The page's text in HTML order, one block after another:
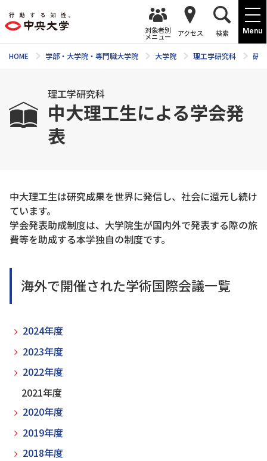
Menu
対象者別
メニュー アクセス 検索
HOME 学部・大学院・専門職大学院 大学院 理工学研究科 研
理工学研究科
中大理工生による学会発
表
中大理工生は研究成果を世界に発信し、社会に還元し続け
ています。
学会発表助成制度は、大学院生が国内外で発表する際の旅
費等を助成する本学独自の制度です。
海外で開催された学術国際会議一覧
2024年度
2023年度
2022年度
2021年度
2020年度
2019年度
2018年度